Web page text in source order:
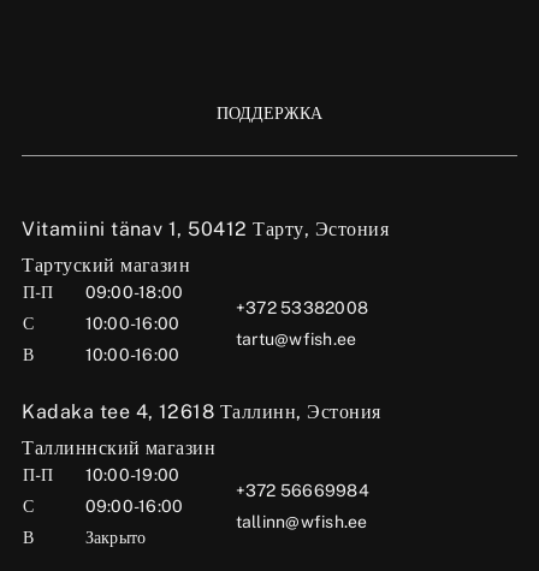
Vitamiini tänav 1, 50412 Тарту, Эстония
Тартуский магазин
П-П
09:00-18:00
С
10:00-16:00
В
10:00-16:00
+372 53382008
tartu@wfish.ee
Kadaka tee 4, 12618 Таллинн, Эстония
Таллиннский магазин
П-П
10:00-19:00
С
09:00-16:00
В
Закрыто
+372 56669984
tallinn@wfish.ee
ПОДДЕРЖКА